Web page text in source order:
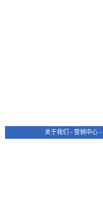
关于我们 - 营销中心 -